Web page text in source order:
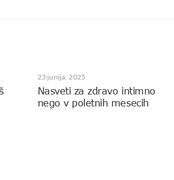
23 junija, 2025
Nasveti za zdravo intimno
nego v poletnih mesecih